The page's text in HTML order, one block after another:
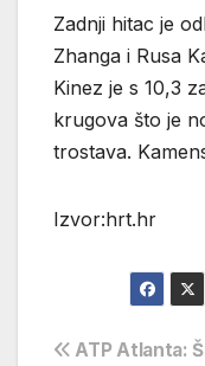
Zadnji hitac je
Zhanga i Rusa
Kinez je s 10,3
krugova što je
trostava.
Izvor:hrt.hr
ATP Atlanta: